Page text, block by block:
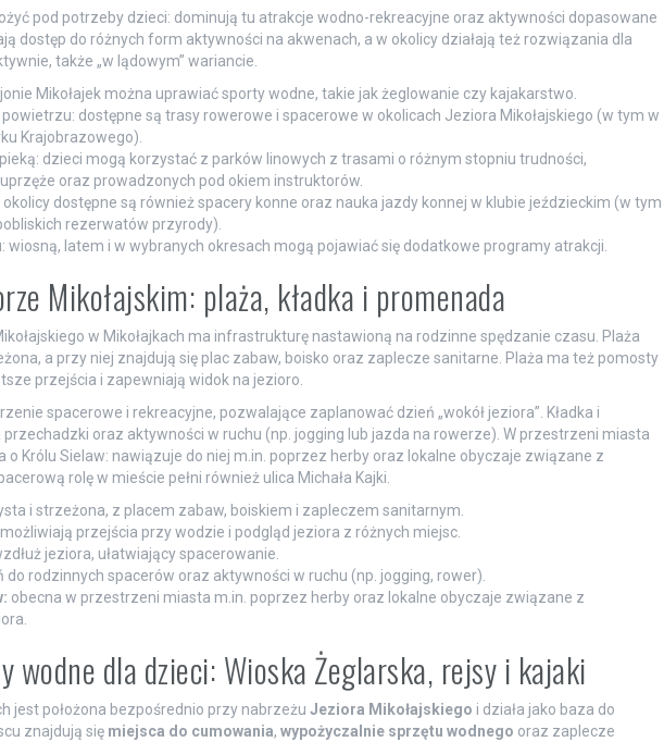
pod potrzeby dzieci: dominują tu atrakcje wodno-rekreacyjne oraz aktywności dopasowane
dostęp do różnych form aktywności na akwenach, a w okolicy działają też rozwiązania dla
także „w lądowym” wariancie.
Mikołajek można uprawiać sporty wodne, takie jak żeglowanie czy kajakarstwo.
dostępne są trasy rowerowe i spacerowe w okolicach Jeziora Mikołajskiego (w tym w
Krajobrazowego).
dzieci mogą korzystać z parków linowych z trasami o różnym stopniu trudności,
oraz prowadzonych pod okiem instruktorów.
dostępne są również spacery konne oraz nauka jazdy konnej w klubie jeździeckim (w tym
rezerwatów przyrody).
wiosną, latem i w wybranych okresach mogą pojawiać się dodatkowe programy atrakcji.
Mikołajskim: plaża, kładka i promenada
w Mikołajkach ma infrastrukturę nastawioną na rodzinne spędzanie czasu. Plaża
a przy niej znajdują się plac zabaw, boisko oraz zaplecze sanitarne. Plaża ma też pomosty
przejścia i zapewniają widok na jezioro.
spacerowe i rekreacyjne, pozwalające zaplanować dzień „wokół jeziora”. Kładka i
oraz aktywności w ruchu (np. jogging lub jazda na rowerze). W przestrzeni miasta
o Królu Sielaw: nawiązuje do niej m.in. poprzez herby oraz lokalne obyczaje związane z
rolę w mieście pełni również ulica Michała Kajki.
i strzeżona, z placem zabaw, boiskiem i zapleczem sanitarnym.
przejścia przy wodzie i podgląd jeziora z różnych miejsc.
jeziora, ułatwiający spacerowanie.
do rodzinnych spacerów oraz aktywności w ruchu (np. jogging, rower).
obecna w przestrzeni miasta m.in. poprzez herby oraz lokalne obyczaje związane z
wodne dla dzieci: Wioska Żeglarska, rejsy i kajaki
jest położona bezpośrednio przy nabrzeżu Jeziora Mikołajskiego i działa jako baza do
znajdują się miejsca do cumowania, wypożyczalnie sprzętu wodnego oraz zaplecze